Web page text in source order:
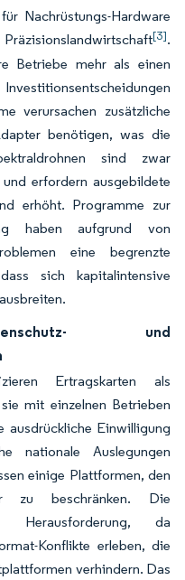
Nachrüstungs-Hardware
[3].
Betriebe mehr als einen
verursachen zusätzliche
benötigen, was die
sind zwar
erfordern ausgebildete
erhöht. Programme zur
haben aufgrund von
eine begrenzte
sich kapitalintensive
und
Ertragskarten als
mit einzelnen Betrieben
ausdrückliche Einwilligung
nationale Auslegungen
einige Plattformen, den
zu beschränken. Die
Herausforderung, da
Konflikte erleben, die
verhindern. Das